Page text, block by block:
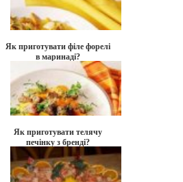
Як приготувати філе форелі
в маринаді?
Як приготувати телячу
печінку з бренді?